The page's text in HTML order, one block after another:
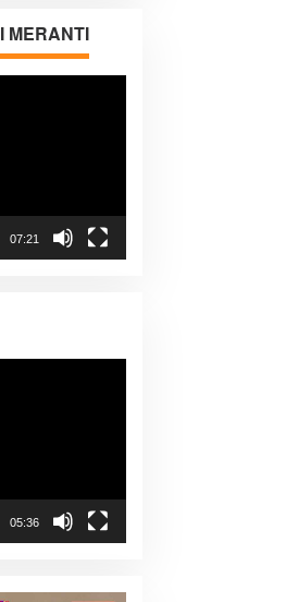
MERANTI
07:21
05:36